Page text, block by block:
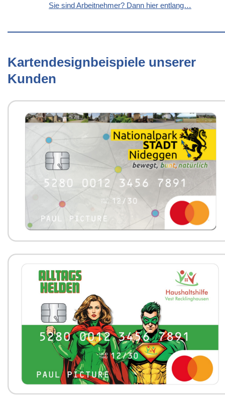
Sie sind Arbeitnehmer? Dann hier entlang…
Kartendesignbeispiele unserer
Kunden